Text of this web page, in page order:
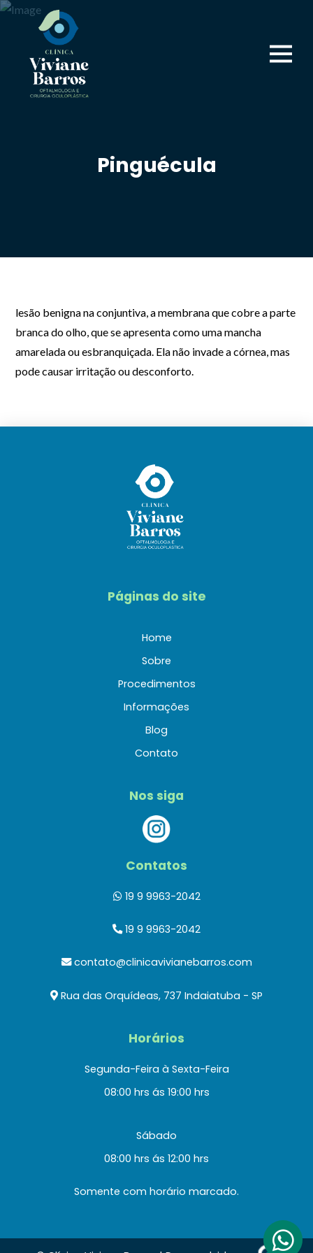
Pinguécula
lesão benigna na conjuntiva, a membrana que cobre a parte
branca do olho, que se apresenta como uma mancha
amarelada ou esbranquiçada. Ela não invade a córnea, mas
pode causar irritação ou desconforto.
Páginas do site
Home
Sobre
Procedimentos
Informações
Blog
Contato
Nos siga
Contatos
19 9 9963-2042
19 9 9963-2042
contato@clinicavivianebarros.com
Rua das Orquídeas, 737 Indaiatuba - SP
Horários
Segunda-Feira à Sexta-Feira
08:00 hrs ás 19:00 hrs
Sábado
08:00 hrs ás 12:00 hrs
Somente com horário marcado.